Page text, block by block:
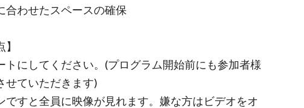
わせたスペースの確保
トにしてください。(プログラム開始前にも参加者様
せていただきます)
ですと全員に映像が見れます。嫌な方はビデオをオ